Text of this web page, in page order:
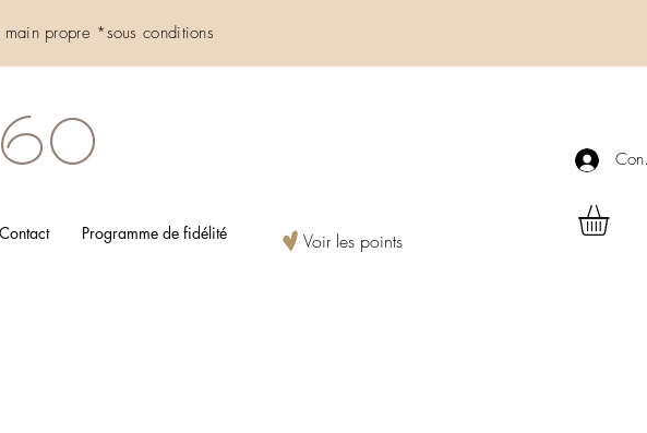
main propre *sousconditions
60
Voir les points
Contact Programme de fidélité